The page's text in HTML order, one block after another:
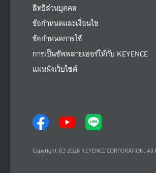
สิทธิส่วนบุคคล
ข้อกำหนดและเงื่อนไข
ข้อกำหนดการใช้
การเป็นซัพพลายเออร์ให้กับ KEYENCE
แผนผังเว็บไซต์
Copyright (C) 2026 KEYENCE CORPORATION.